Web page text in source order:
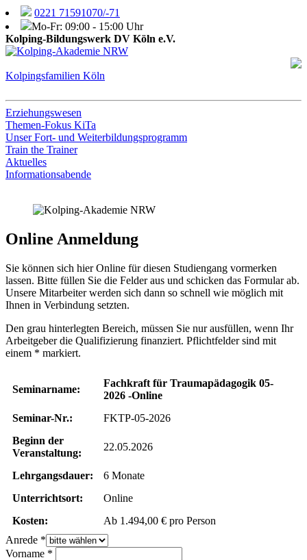
0221 71591070/-71
Mo-Fr: 09:00 - 15:00 Uhr
Kolping-Bildungswerk DV Köln e.V.
Kolpingsfamilien Köln
Erziehungswesen
Themen-Fokus KiTa
Unser Fort- und Weiterbildungsprogramm
Train the Trainer
Aktuelles
Informationsabende
Online Anmeldung
Sie können sich hier Online für diesen Studiengang vormerken
lassen. Bitte füllen Sie die Felder aus und schicken das Formular ab.
Unsere Mitarbeiter werden sich dann so schnell wie möglich mit
Ihnen in Verbindung setzten.
Den grau hinterlegten Bereich, müssen Sie nur ausfüllen, wenn Ihr
Arbeitgeber die Qualifizierung finanziert. Pflichtfelder sind mit
einem * markiert.
Seminarname:
Fachkraft für Traumapädagogik 05-
2026 -Online
Seminar-Nr.:
FKTP-05-2026
Beginn der
Veranstaltung:
22.05.2026
Lehrgangsdauer:
6 Monate
Unterrichtsort:
Online
Kosten:
Ab 1.494,00 € pro Person
Anrede *
Vorname *